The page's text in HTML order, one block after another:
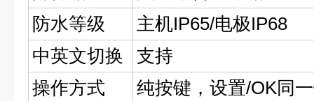
防水等级
主机IP65/电极IP68
中英文切换
支持
操作方式
纯按键，设置/OK同